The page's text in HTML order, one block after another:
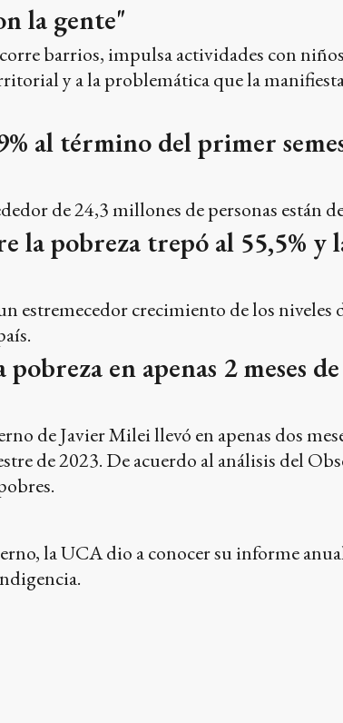
la gente"
barrios, impulsa actividades con
y a la problemática que la
al término del primer
de 24,3 millones de personas están
la pobreza trepó al 55,5% y
estremecedor crecimiento de los niveles
en apenas 2 meses
de Javier Milei llevó en apenas dos
de 2023. De acuerdo al análisis del
la UCA dio a conocer su informe